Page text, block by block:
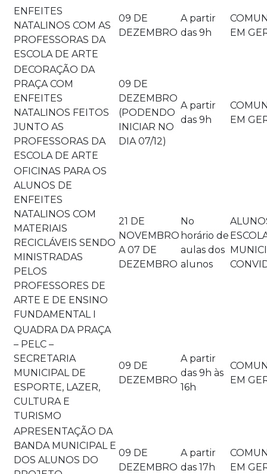
ENFEITES
NATALINOS COM AS
PROFESSORAS DA
ESCOLA DE ARTE
09 DE
DEZEMBRO
A partir
das 9h
EM
DECORAÇÃO DA
PRAÇA COM
ENFEITES
NATALINOS FEITOS
JUNTO AS
PROFESSORAS DA
ESCOLA DE ARTE
09 DE
DEZEMBRO
(PODENDO
INICIAR NO
DIA 07/12)
A partir
das 9h
EM
OFICINAS PARA OS
ALUNOS DE
ENFEITES
NATALINOS COM
MATERIAIS
RECICLÁVEIS SENDO
MINISTRADAS
PELOS
PROFESSORES DE
ARTE E DE ENSINO
FUNDAMENTAL I
21 DE
NOVEMBRO
A 07 DE
DEZEMBRO
No
horário de
aulas dos
alunos
QUADRA DA PRAÇA
– PELC –
SECRETARIA
MUNICIPAL DE
ESPORTE, LAZER,
CULTURA E
TURISMO
09 DE
DEZEMBRO
A partir
das 9h às
16h
EM
APRESENTAÇÃO DA
BANDA MUNICIPAL E
DOS ALUNOS DO
09 DE
DEZEMBRO
A partir
das 17h
EM